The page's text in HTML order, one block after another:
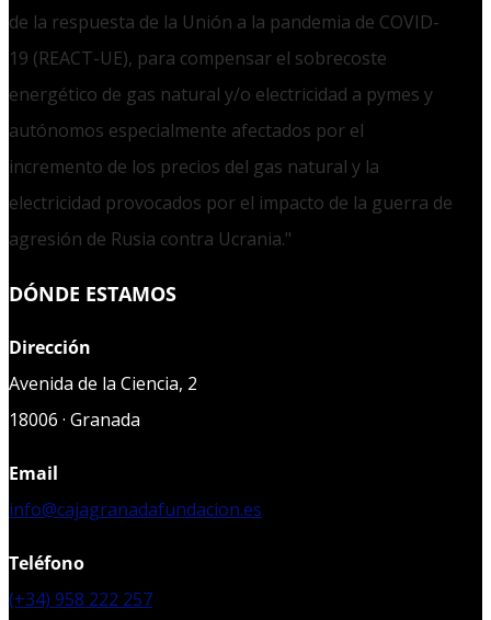
de la respuesta de la Unión a la pandemia de COVID-
19 (REACT-UE), para compensar el sobrecoste
energético de gas natural y/o electricidad a pymes y
autónomos especialmente afectados por el
incremento de los precios del gas natural y la
electricidad provocados por el impacto de la guerra de
agresión de Rusia contra Ucrania."
DÓNDE ESTAMOS
Dirección
Avenida de la Ciencia, 2
18006 · Granada
Email
info@cajagranadafundacion.es
Teléfono
(+34) 958 222 257